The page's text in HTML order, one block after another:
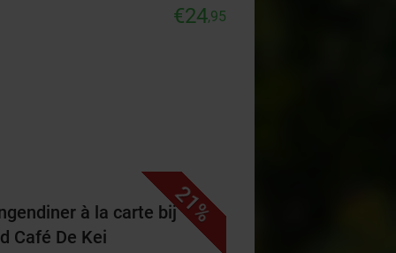
€24,95
21%
à la carte bij
Café De Kei